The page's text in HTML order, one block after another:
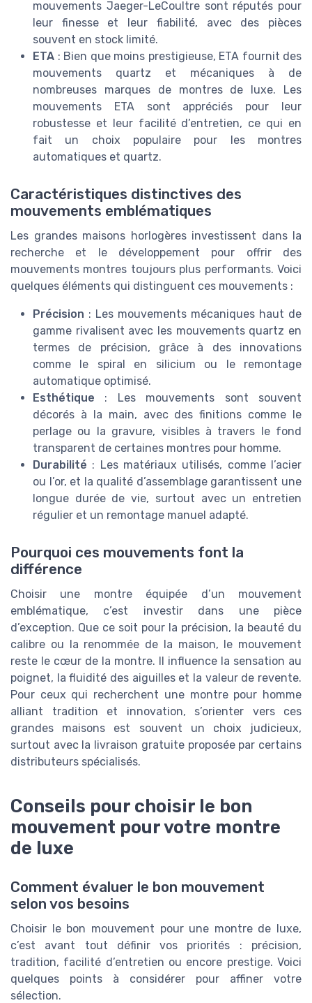
mouvements Jaeger-LeCoultre sont réputés pour
leur finesse et leur fiabilité, avec des pièces
souvent en stock limité.
ETA : Bien que moins prestigieuse, ETA fournit des
mouvements quartz et mécaniques à de
nombreuses marques de montres de luxe. Les
mouvements ETA sont appréciés pour leur
robustesse et leur facilité d’entretien, ce qui en
fait un choix populaire pour les montres
automatiques et quartz.
Caractéristiques distinctives des
mouvements emblématiques
Les grandes maisons horlogères investissent dans la
recherche et le développement pour offrir des
mouvements montres toujours plus performants. Voici
quelques éléments qui distinguent ces mouvements :
Précision : Les mouvements mécaniques haut de
gamme rivalisent avec les mouvements quartz en
termes de précision, grâce à des innovations
comme le spiral en silicium ou le remontage
automatique optimisé.
Esthétique : Les mouvements sont souvent
décorés à la main, avec des finitions comme le
perlage ou la gravure, visibles à travers le fond
transparent de certaines montres pour homme.
Durabilité : Les matériaux utilisés, comme l’acier
ou l’or, et la qualité d’assemblage garantissent une
longue durée de vie, surtout avec un entretien
régulier et un remontage manuel adapté.
Pourquoi ces mouvements font la
différence
Choisir une montre équipée d’un mouvement
emblématique, c’est investir dans une pièce
d’exception. Que ce soit pour la précision, la beauté du
calibre ou la renommée de la maison, le mouvement
reste le cœur de la montre. Il influence la sensation au
poignet, la fluidité des aiguilles et la valeur de revente.
Pour ceux qui recherchent une montre pour homme
alliant tradition et innovation, s’orienter vers ces
grandes maisons est souvent un choix judicieux,
surtout avec la livraison gratuite proposée par certains
distributeurs spécialisés.
Conseils pour choisir le bon
mouvement pour votre montre
de luxe
Comment évaluer le bon mouvement
selon vos besoins
Choisir le bon mouvement pour une montre de luxe,
c’est avant tout définir vos priorités : précision,
tradition, facilité d’entretien ou encore prestige. Voici
quelques points à considérer pour affiner votre
sélection.